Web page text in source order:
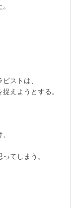
ストは、
えようとする。
てしまう。